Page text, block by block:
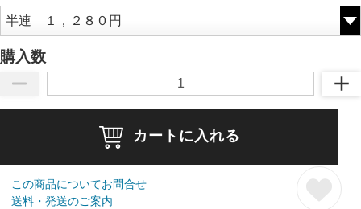
購入数
カートに入れる
この商品についてお問合せ
送料・発送のご案内